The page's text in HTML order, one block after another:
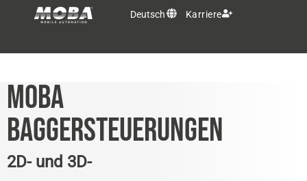
Deutsch Karriere
Produkte
Services
MOBA
BAGGERSTEUERUNGEN
2D- und 3D-